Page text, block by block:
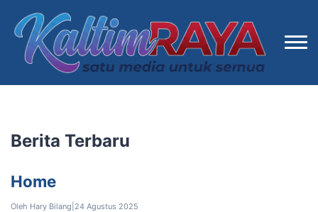
Berita Terbaru
Home
Oleh Hary Bilang 24 Agustus 2025